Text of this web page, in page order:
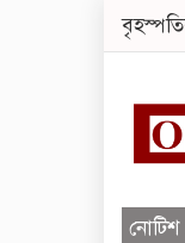
নোটিশ